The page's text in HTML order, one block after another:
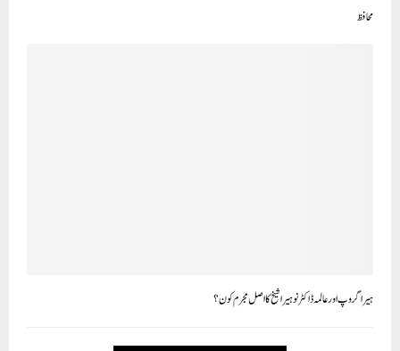
محافظ
ہیرا گروپ اور عالمہ ڈاکٹر نوہیرا شیخ کا اصل مجرم کون؟